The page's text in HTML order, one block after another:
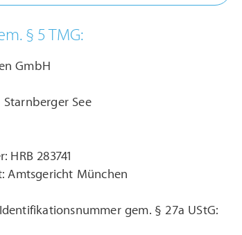
§ 5 TMG:
GmbH
Starnberger See
HRB 283741
Amtsgericht München
gem. § 27a UStG: